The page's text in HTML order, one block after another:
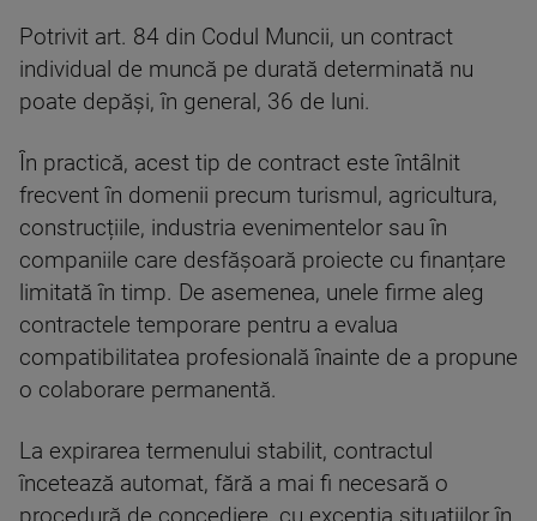
Potrivit art. 84 din Codul Muncii, un contract
individual de muncă pe durată determinată nu
poate depăși, în general, 36 de luni.
În practică, acest tip de contract este întâlnit
frecvent în domenii precum turismul, agricultura,
construcțiile, industria evenimentelor sau în
companiile care desfășoară proiecte cu finanțare
limitată în timp. De asemenea, unele firme aleg
contractele temporare pentru a evalua
compatibilitatea profesională înainte de a propune
o colaborare permanentă.
La expirarea termenului stabilit, contractul
încetează automat, fără a mai fi necesară o